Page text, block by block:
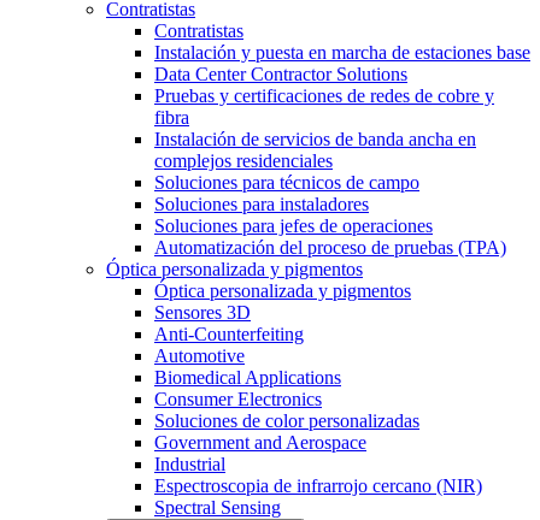
Contratistas
Contratistas
Instalación y puesta en marcha de estaciones base
Data Center Contractor Solutions
Pruebas y certificaciones de redes de cobre y
fibra
Instalación de servicios de banda ancha en
complejos residenciales
Soluciones para técnicos de campo
Soluciones para instaladores
Soluciones para jefes de operaciones
Automatización del proceso de pruebas (TPA)
Óptica personalizada y pigmentos
Óptica personalizada y pigmentos
Sensores 3D
Anti-Counterfeiting
Automotive
Biomedical Applications
Consumer Electronics
Soluciones de color personalizadas
Government and Aerospace
Industrial
Espectroscopia de infrarrojo cercano (NIR)
Spectral Sensing